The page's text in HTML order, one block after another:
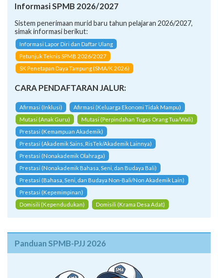
Informasi SPMB 2026/2027
Sistem penerimaan murid baru tahun pelajaran 2026/2027,
simak informasi berikut:
Informasi Lapor Diri dan Daftar Ulang
Petunjuk Teknis SPMB 2026/2027
SK Penetapan Daya Tampung (SMA/K 2026)
CARA PENDAFTARAN JALUR:
Afirmasi (Inklusi)
Afirmasi (Keluarga Ekonomi Tidak Mampu)
Mutasi (Anak Guru)
Mutasi (Perpindahan Tugas Orang Tua/Wali)
Prestasi (Kemampuan Akademik)
Prestasi (Akademik Sains, RisTek/Akademik Lainnya)
Prestasi (Nonakademik Olahraga)
Prestasi (Nonakademik Bahasa, Seni, dan Budaya Bali)
Prestasi (Bahasa, Seni, dan Budaya Non-Bali/Non Akademik Lain)
Prestasi (Kepemimpinan)
Domisili (Kependudukan)
Domisili (Krama Desa Adat)
Panduan SPMB-PJJ 2026